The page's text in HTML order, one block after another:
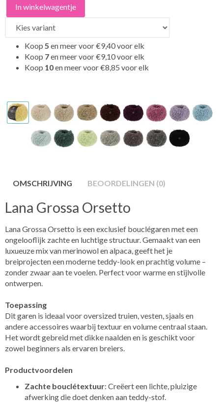
In winkelwagentje
Koop 5 en meer voor€9,40voor elk
Koop 7en meer voor€9,10voor elk
Koop 10en meer voor€8,85 voor elk
OMSCHRIJVING BEOORDELINGEN (0)
Lana Grossa Orsetto
Lana Grossa Orsetto is een exclusief bouclégaren met een
ongelooflijk zachte en luchtige structuur. Gemaakt van een
luxueuze mix van merinowol en alpaca, geeft het je
breiprojecten een moderne teddy-look en prachtig volume –
zonder zwaar aan te voelen. Perfect voor warme en stijlvolle
ontwerpen.
Toepassing
Dit garen is ideaal voor oversized truien, vesten, sjaals en
andere accessoires waarbij textuur en volume centraal staan.
Het wordt gebreid met dikke naalden en is geschikt voor
zowel beginners als ervaren breiers.
Productvoordelen
Zachte bouclétextuur: Creëert een lichte, pluizige
afwerking die doet denken aan teddy-stof.